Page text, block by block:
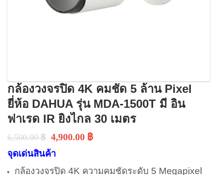
กล้องวงจรปิด 4K คมชัด 5 ล้าน Pixel
ยี่ห้อ DAHUA รุ่น MDA-1500T มี อิน
ฟาเรด IR ยิงไกล 30 เมตร
6,500.00฿ 4,900.00 ฿
จุดเด่นสินค้า
กล้องวงจรปิด 4K ความคมชัดระดับ 5 Megapixel